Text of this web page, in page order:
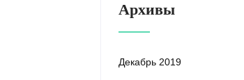
Архивы
Декабрь 2019